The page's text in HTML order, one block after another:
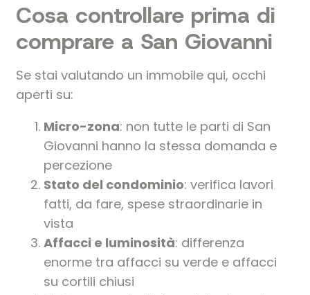
Cosa controllare prima di
comprare a San Giovanni
Se stai valutando un immobile qui, occhi
aperti su:
Micro-zona: non tutte le parti di San
Giovanni hanno la stessa domanda e
percezione
Stato del condominio: verifica lavori
fatti, da fare, spese straordinarie in
vista
Affacci e luminosità: differenza
enorme tra affacci su verde e affacci
su cortili chiusi